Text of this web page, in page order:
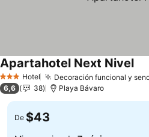
3 Estrellas
Hotel Decoración funcional y
Apartahotel Next Nivel
6,6 38 Playa Bávaro
De $43